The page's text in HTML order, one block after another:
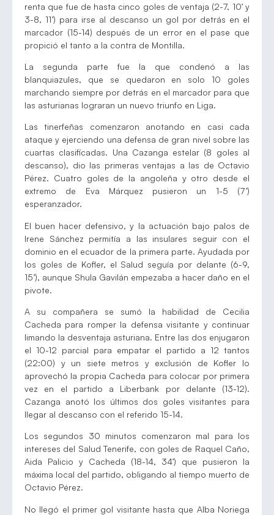
renta que fue de hasta cinco goles de ventaja (2-7, 10’ y
3-8, 11’) para irse al descanso un gol por detrás en el
marcador (15-14) después de un error en el pase que
propició el tanto a la contra de Montilla.
La segunda parte fue la que condenó a las
blanquiazules, que se quedaron en solo 10 goles
marchando siempre por detrás en el marcador para que
las asturianas lograran un nuevo triunfo en Liga.
Las tinerfeñas comenzaron anotando en casi cada
ataque y ejerciendo una defensa de gran nivel sobre las
cuartas clasificadas. Una Cazanga estelar (8 goles al
descanso), dio las primeras ventajas a las de Octavio
Pérez. Cuatro goles de la angoleña y otro desde el
extremo de Eva Márquez pusieron un 1-5 (7’)
esperanzador.
El buen hacer defensivo, y la actuación bajo palos de
Irene Sánchez permitía a las insulares seguir con el
dominio en el ecuador de la primera parte. Ayudada por
los goles de Kofler, el Salud seguía por delante (6-9,
15’), aunque Shula Gavilán empezaba a hacer daño en el
pivote.
A su compañera se sumó la habilidad de Cecilia
Cacheda para romper la defensa visitante y continuar
limando la desventaja asturiana. Entre las dos enjugaron
el 10-12 parcial para empatar el partido a 12 tantos
(22:00) y un siete metros y exclusión de Kofler lo
aprovechó la propia Cacheda para colocar por primera
vez en el partido a Liberbank por delante (13-12).
Cazanga anotó los últimos dos goles visitantes para
llegar al descanso con el referido 15-14.
Los segundos 30 minutos comenzaron mal para los
intereses del Salud Tenerife, con goles de Raquel Caño,
Aida Palicio y Cacheda (18-14, 34’) que pusieron la
máxima local del partido, obligando al tiempo muerto de
Octavio Pérez.
No llegó el primer gol visitante hasta que Alba Noriega